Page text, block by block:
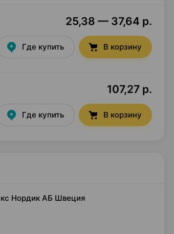
25,38 — 37,64 р.
Где купить В корзину
107,27 р.
Где купить В корзину
Нордик АБ Швеция